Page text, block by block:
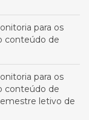
para os
conteúdo de
para os
conteúdo de
letivo de